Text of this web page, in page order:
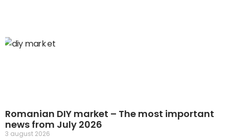
Romanian DIY market – The most important
news from July 2026
3 august 2026